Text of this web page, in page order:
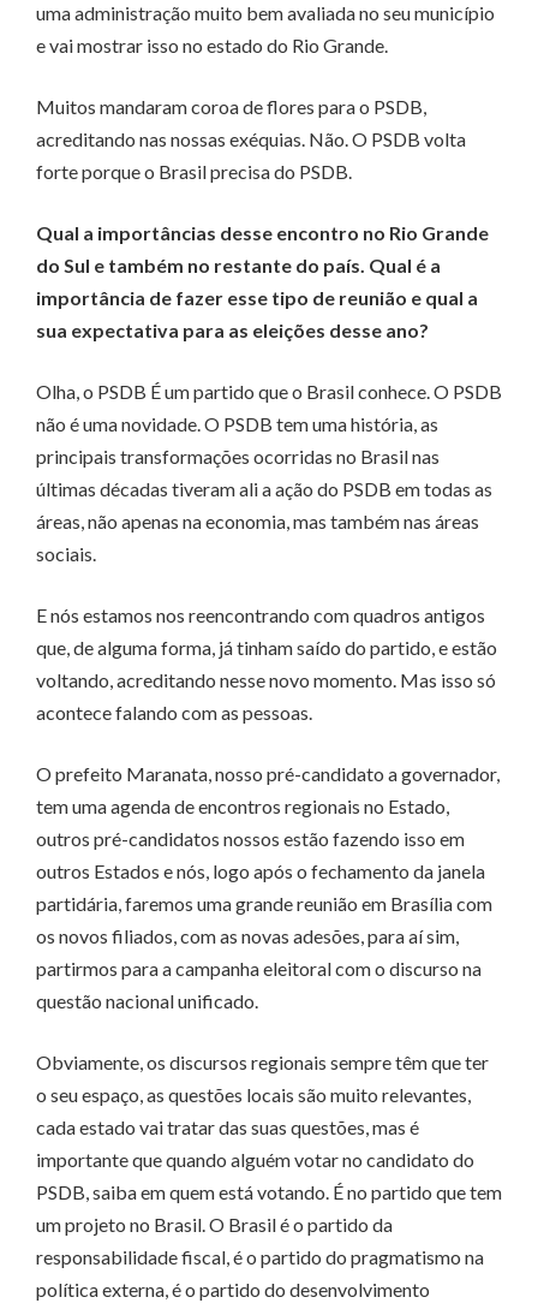
uma administração muito bem avaliada no seu município
e vai mostrar isso no estado do Rio Grande.
Muitos mandaram coroa de flores para o PSDB,
acreditando nas nossas exéquias. Não. O PSDB volta
forte porque o Brasil precisa do PSDB.
Qual a importâncias desse encontro no Rio Grande
do Sul e também no restante do país. Qual é a
importância de fazer esse tipo de reunião e qual a
sua expectativa para as eleições desse ano?
Olha, o PSDB É um partido que o Brasil conhece. O PSDB
não é uma novidade. O PSDB tem uma história, as
principais transformações ocorridas no Brasil nas
últimas décadas tiveram ali a ação do PSDB em todas as
áreas, não apenas na economia, mas também nas áreas
sociais.
E nós estamos nos reencontrando com quadros antigos
que, de alguma forma, já tinham saído do partido, e estão
voltando, acreditando nesse novo momento. Mas isso só
acontece falando com as pessoas.
O prefeito Maranata, nosso pré-candidato a governador,
tem uma agenda de encontros regionais no Estado,
outros pré-candidatos nossos estão fazendo isso em
outros Estados e nós, logo após o fechamento da janela
partidária, faremos uma grande reunião em Brasília com
os novos filiados, com as novas adesões, para aí sim,
partirmos para a campanha eleitoral com o discurso na
questão nacional unificado.
Obviamente, os discursos regionais sempre têm que ter
o seu espaço, as questões locais são muito relevantes,
cada estado vai tratar das suas questões, mas é
importante que quando alguém votar no candidato do
PSDB, saiba em quem está votando. É no partido que tem
um projeto no Brasil. O Brasil é o partido da
responsabilidade fiscal, é o partido do pragmatismo na
política externa, é o partido do desenvolvimento